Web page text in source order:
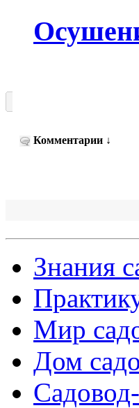
Комментарии ↓
Знания
Мир
Дом